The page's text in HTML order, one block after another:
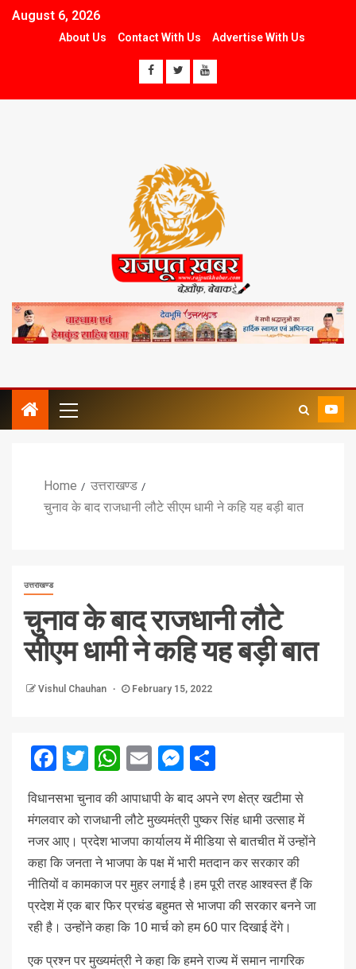
August 6, 2026
About Us Contact With Us Advertise With Us
Home
उत्तराखण्ड
चुनाव के बाद राजधानी लौटे सीएम धामी ने कहि यह बड़ी बात
उत्तराखण्ड
चुनाव के बाद राजधानी लौटे
सीएम धामी ने कहि यह बड़ी बात
Vishul Chauhan February 15, 2022
Facebook
Twitter
WhatsApp
EmailMessenger
विधानसभा चुनाव की आपाधापी के बाद अपने रण क्षेत्र खटीमा से
मंगलवार को राजधानी लौटे मुख्यमंत्री पुष्कर सिंह धामी उत्साह में
नजर आए। प्रदेश भाजपा कार्यालय में मीडिया से बातचीत में उन्होंने
कहा कि जनता ने भाजपा के पक्ष में भारी मतदान कर सरकार की
नीतियों व कामकाज पर मुहर लगाई है।हम पूरी तरह आश्वस्त हैं कि
प्रदेश में एक बार फिर प्रचंड बहुमत से भाजपा की सरकार बनने जा
रही है। उन्होंने कहा कि 10 मार्च को हम 60 पार दिखाई देंगे।
एक प्रश्न पर मुख्यमंत्री ने कहा कि हमने राज्य में समान नागरिक